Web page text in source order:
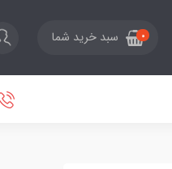
0 سبد خرید شما